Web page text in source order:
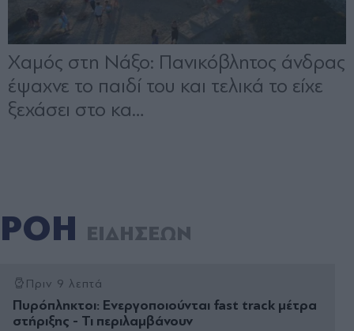
ΡΟΗ ΕΙΔΗΣΕΩΝ
Πριν 9 λεπτά
Πυρόπληκτοι: Ενεργοποιούνται fast track μέτρα
στήριξης - Τι περιλαμβάνουν